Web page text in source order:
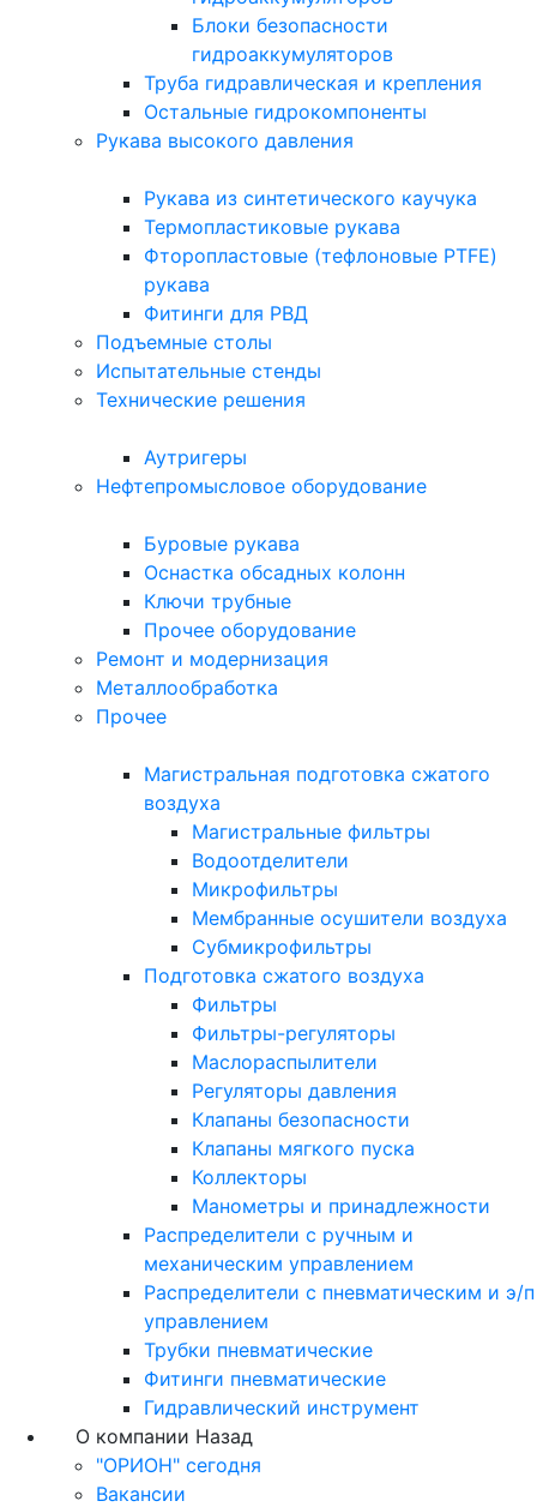
Блоки безопасности
гидроаккумуляторов
Труба гидравлическая и крепления
Остальные гидрокомпоненты
Рукава высокого давления
Рукава из синтетического каучука
Термопластиковые рукава
Фторопластовые (тефлоновые PTFE)
рукава
Фитинги для РВД
Подъемные столы
Испытательные стенды
Технические решения
Аутригеры
Нефтепромысловое оборудование
Буровые рукава
Оснастка обсадных колонн
Ключи трубные
Прочее оборудование
Ремонт и модернизация
Металлообработка
Прочее
Магистральная подготовка сжатого
воздуха
Магистральные фильтры
Водоотделители
Микрофильтры
Мембранные осушители воздуха
Субмикрофильтры
Подготовка сжатого воздуха
Фильтры
Фильтры-регуляторы
Маслораспылители
Регуляторы давления
Клапаны безопасности
Клапаны мягкого пуска
Коллекторы
Манометры и принадлежности
Распределители с ручным и
механическим управлением
Распределители с пневматическим и э/п
управлением
Трубки пневматические
Фитинги пневматические
Гидравлический инструмент
О компании Назад
"ОРИОН" сегодня
Вакансии